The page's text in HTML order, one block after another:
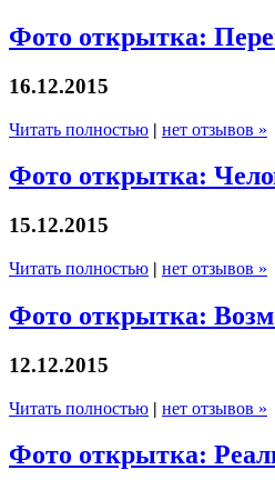
Фото открытка:
16.12.2015
Читать полностью | нет отзывов »
Фото открытка:
15.12.2015
Читать полностью | нет отзывов »
Фото открытка:
12.12.2015
Читать полностью | нет отзывов »
Фото открытка: